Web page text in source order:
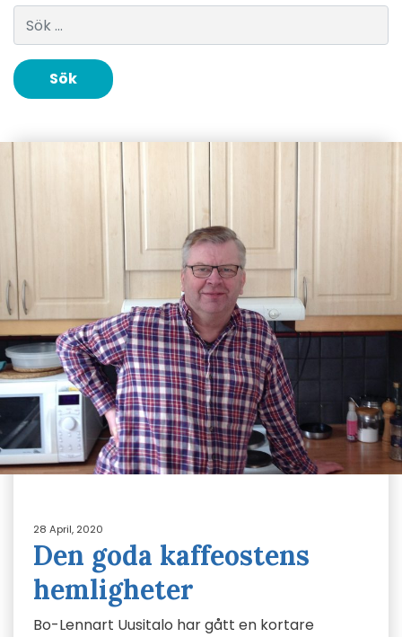
Sök efter:
28 April, 2020
Den goda kaffeostens
hemligheter
Bo-Lennart Uusitalo har gått en kortare